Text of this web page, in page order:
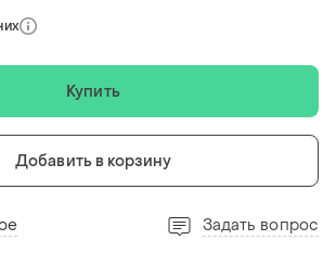
Купить
Добавить в корзину
Задать вопрос